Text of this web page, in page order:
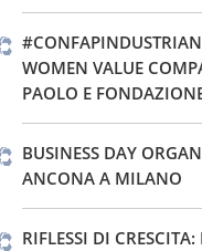
WOMEN VALUE
PAOLO E
BUSINESS DAY
ANCONA A MILANO
RIFLESSI DI